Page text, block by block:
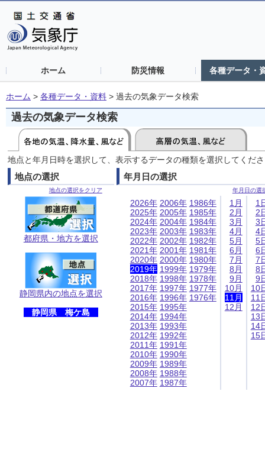
ホーム 防災情報 各種データ・
ホーム > 各種データ・資料 > 過去の気象データ検索
過去の気象データ検索
地点と年月日時を選択して、表示するデータの種類を選択してくだ
地点の選択
地点の選択をクリア
都府県・地方を選択
静岡県内の地点を選択
静岡県 梅ケ島
年月日の選択
年月日の選
2026年
2025年
2024年
2023年
2022年
2021年
2020年
2019年
2018年
2017年
2016年
2015年
2014年
2013年
2012年
2011年
2010年
2009年
2008年
2007年
2006年
2005年
2004年
2003年
2002年
2001年
2000年
1999年
1998年
1997年
1996年
1995年
1994年
1993年
1992年
1991年
1990年
1989年
1988年
1987年
1986年
1985年
1984年
1983年
1982年
1981年
1980年
1979年
1978年
1977年
1976年
1月
2月
3月
4月
5月
6月
7月
8月
9月
10月
11月
12月
1
2
3
4
5
6
7
8
9
10
11
12
13
14
15